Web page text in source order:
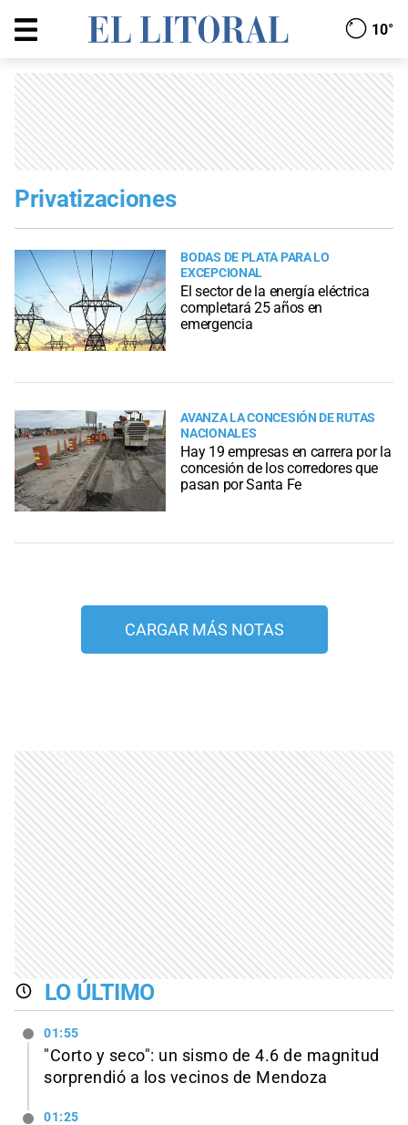
10°
Privatizaciones
BODAS DE PLATA PARA LO
EXCEPCIONAL
El sector de la energía eléctrica
completará 25 años en
emergencia
AVANZA LA CONCESIÓN DE RUTAS
NACIONALES
Hay 19 empresas en carrera por la
concesión de los corredores que
pasan por Santa Fe
CARGAR MÁS NOTAS
LO ÚLTIMO
01:55
"Corto y seco": un sismo de 4.6 de magnitud
sorprendió a los vecinos de Mendoza
01:25